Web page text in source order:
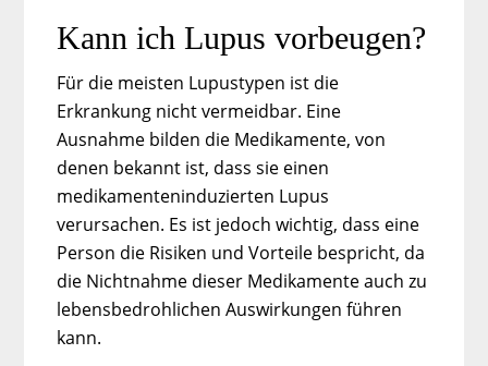
Kann ich Lupus vorbeugen?
Für die meisten Lupustypen ist die
Erkrankung nicht vermeidbar. Eine
Ausnahme bilden die Medikamente, von
denen bekannt ist, dass sie einen
medikamenteninduzierten Lupus
verursachen. Es ist jedoch wichtig, dass eine
Person die Risiken und Vorteile bespricht, da
die Nichtnahme dieser Medikamente auch zu
lebensbedrohlichen Auswirkungen führen
kann.